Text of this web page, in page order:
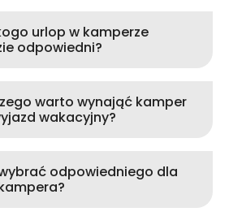
urlop w kamperze
odpowiedni?
warto wynająć kamper
wakacyjny?
odpowiedniego dla